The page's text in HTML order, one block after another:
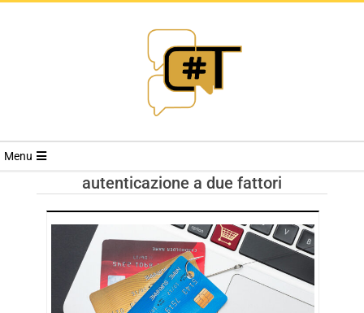
RIVISTA
TRENDS
Menu
autenticazione a due fattori